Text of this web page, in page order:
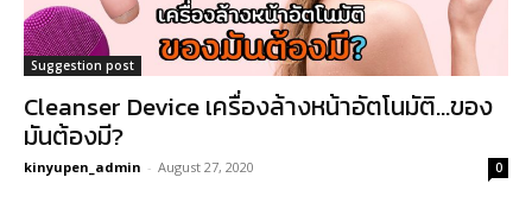
Suggestion post
Cleanser Device เครื่องล้างหน้าอัตโนมัติ…ของ
มันต้องมี?
kinyupen_admin - August 27, 2020 0